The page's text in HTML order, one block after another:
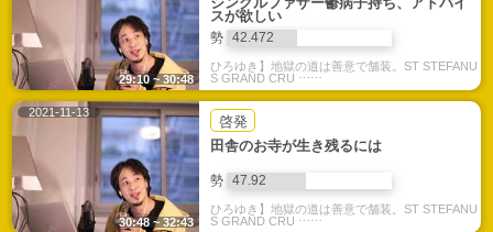
スが欲しい
勢 42.472
ひろゆき】地獄の道は善意で舗装。ST STEFANU
S GRAND CRU ⋯⋯
29:10 ~ 30:48
2021-11-13
啓発
田舎のお寺が生き残るには
勢 47.92
ひろゆき】地獄の道は善意で舗装。ST STEFANU
S GRAND CRU ⋯⋯
30:48 ~ 32:43